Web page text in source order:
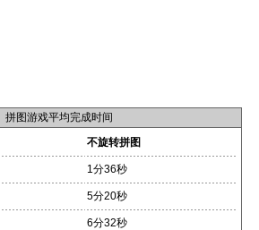
拼图游戏平均完成时间
不旋转拼图
1分36秒
5分20秒
6分32秒